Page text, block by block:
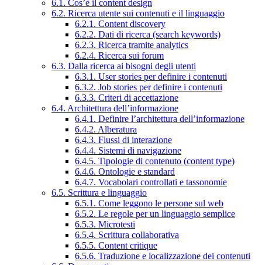
6.1. Cos’è il content design
6.2. Ricerca utente sui contenuti e il linguaggio
6.2.1. Content discovery
6.2.2. Dati di ricerca (search keywords)
6.2.3. Ricerca tramite analytics
6.2.4. Ricerca sui forum
6.3. Dalla ricerca ai bisogni degli utenti
6.3.1. User stories per definire i contenuti
6.3.2. Job stories per definire i contenuti
6.3.3. Criteri di accettazione
6.4. Architettura dell’informazione
6.4.1. Definire l’architettura dell’informazione
6.4.2. Alberatura
6.4.3. Flussi di interazione
6.4.4. Sistemi di navigazione
6.4.5. Tipologie di contenuto (content type)
6.4.6. Ontologie e standard
6.4.7. Vocabolari controllati e tassonomie
6.5. Scrittura e linguaggio
6.5.1. Come leggono le persone sul web
6.5.2. Le regole per un linguaggio semplice
6.5.3. Microtesti
6.5.4. Scrittura collaborativa
6.5.5. Content critique
6.5.6. Traduzione e localizzazione dei contenuti